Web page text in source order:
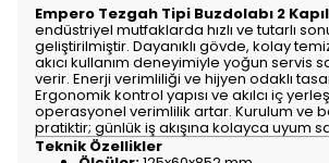
Empero Tezgah Tipi Buzdolabı 2
endüstriyel mutfaklarda hızlı ve tutarlı
geliştirilmiştir. Dayanıklı gövde, kolay
akıcı kullanım deneyimiyle yoğun servis
verir. Enerji verimliliği ve hijyen odaklı
Ergonomik kontrol yapısı ve akılcı iç
operasyonel verimlilik artar. Kurulum ve
pratiktir; günlük iş akışına kolayca uyum
Teknik Özellikler